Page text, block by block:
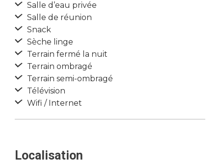
Salle d’eau privée
Salle de réunion
Snack
Sèche linge
Terrain fermé la nuit
Terrain ombragé
Terrain semi-ombragé
Télévision
Wifi / Internet
Localisation